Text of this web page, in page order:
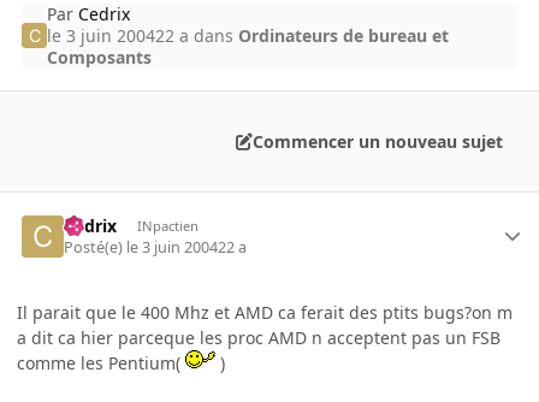
ParCedrix
le 3 juin 200422 a dans Ordinateurs de bureau et
Composants
Commencer un nouveau sujet
Cedrix INpactien
Posté(e) le 3 juin 200422 a
Il parait que le 400 Mhz et AMD ca ferait des ptits bugs?on m
a dit ca hier parceque les proc AMD n acceptent pas un FSB
comme les Pentium(
)